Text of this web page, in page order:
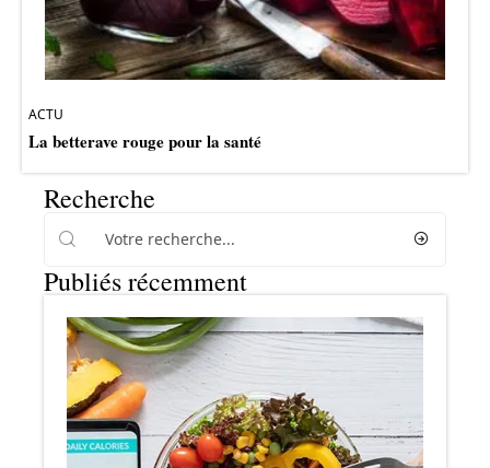
ACTU
La betterave rouge pour la santé
Recherche
Publiés récemment